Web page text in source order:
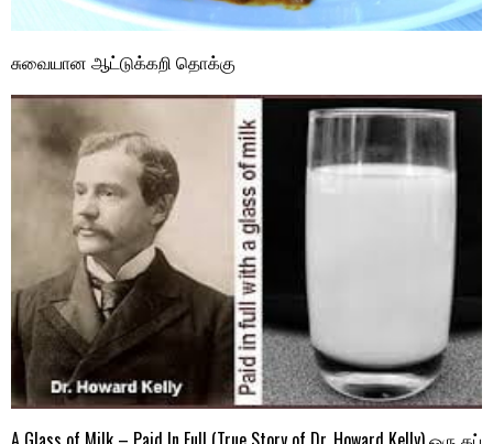
சுவையான ஆ‌ட்டு‌க்க‌றி தொ‌க்கு